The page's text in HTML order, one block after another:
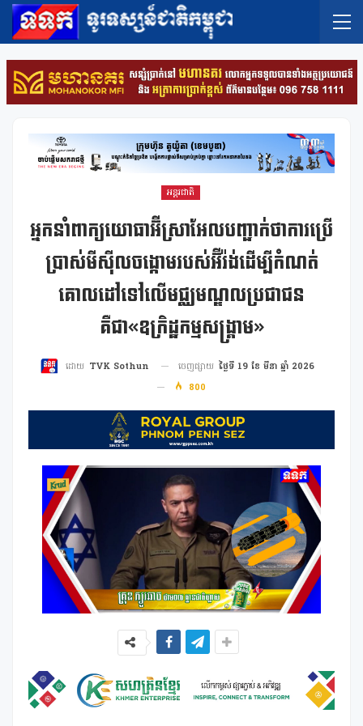
អន្តរជាតិ
អ្នកនាំពាក្យយោធាអ៊ីស្រាអែលបញ្ជាក់ថាការប្រើ
ប្រាស់មីស៊ីលចង្កោមរបស់អ៊ីរ៉ង់ដើម្បីកំណត់
គោលដៅទៅលើមជ្ឈមណ្ឌលប្រជាជន
គឺជា«ឧក្រិដ្ឋកម្មសង្គ្រាម»
ដោយ TVK Sothun ចេញផ្សាយ ថ្ងៃទី 19 ខែ មីនា ឆ្នាំ 2026
800